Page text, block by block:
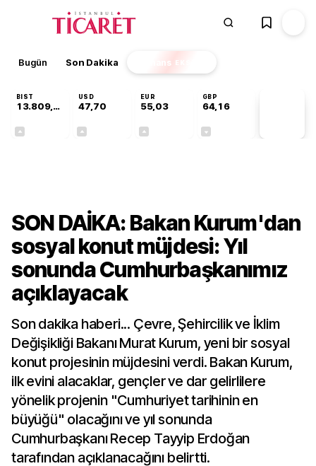
Bugün Son Dakika Finans EKSTRA
BIST
13.809,07
USD
47,70
EUR
55,03
GBP
64,16
SON DAİKA: Bakan Kurum'dan
sosyal konut müjdesi: Yıl
sonunda Cumhurbaşkanımız
açıklayacak
Son dakika haberi... Çevre, Şehircilik ve İklim
Değişikliği Bakanı Murat Kurum, yeni bir sosyal
konut projesinin müjdesini verdi. Bakan Kurum,
ilk evini alacaklar, gençler ve dar gelirlilere
yönelik projenin "Cumhuriyet tarihinin en
büyüğü" olacağını ve yıl sonunda
Cumhurbaşkanı Recep Tayyip Erdoğan
tarafından açıklanacağını belirtti.